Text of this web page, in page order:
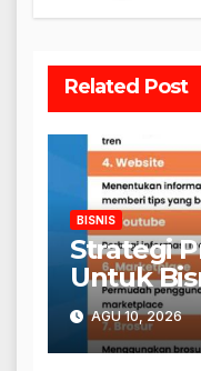
Related Post
BISNIS
Strategi
Untuk
AGU 10, 2026